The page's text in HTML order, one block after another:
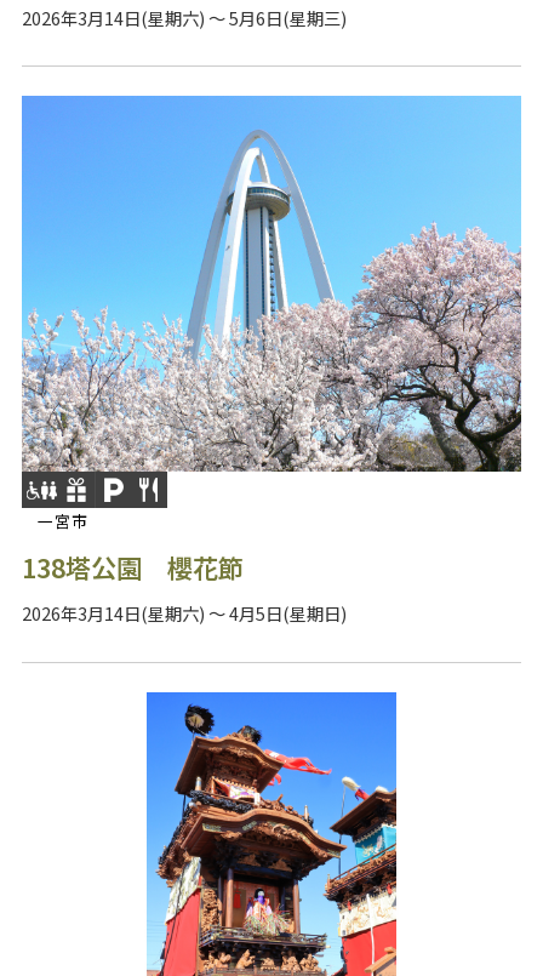
2026年3月14日(星期六) ～ 5月6日(星期三)
一宮市
138塔公園 櫻花節
2026年3月14日(星期六) ～ 4月5日(星期日)